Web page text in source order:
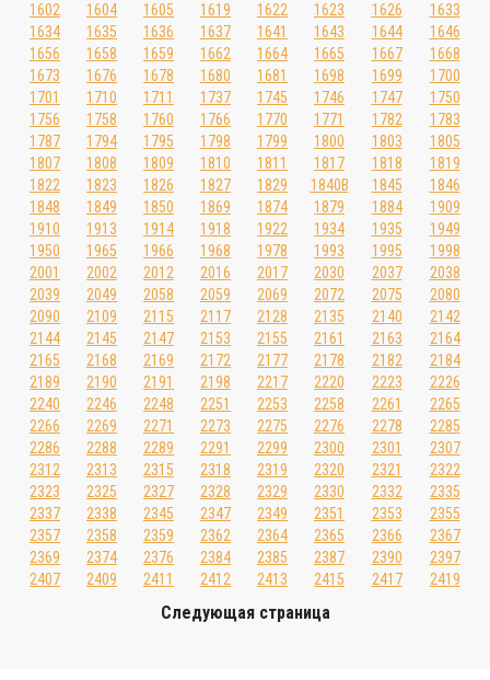
1602
1604 1605 1619 1622 1623 1626
1633
1634
1635 1636 1637 1641 1643 1644
1646
1656
1658 1659 1662 1664 1665 1667
1668
1673
1676 1678 1680 1681 1698 1699
1700
1701
1710 1711 1737 1745 1746 1747
1750
1756
1758 1760 1766 1770 1771 1782
1783
1787
1794 1795 1798 1799 1800 1803
1805
1807
1808 1809 1810 1811 1817 1818
1819
1822
1823 1826 1827 1829 1840B 1845
1846
1848
1849 1850 1869 1874 1879 1884
1909
1910
1913 1914 1918 1922 1934 1935
1949
1950
1965 1966 1968 1978 1993 1995
1998
2001
2002 2012 2016 2017 2030 2037
2038
2039
2049 2058 2059 2069 2072 2075
2080
2090
2109 2115 2117 2128 2135 2140
2142
2144
2145 2147 2153 2155 2161 2163
2164
2165
2168 2169 2172 2177 2178 2182
2184
2189
2190 2191 2198 2217 2220 2223
2226
2240
2246 2248 2251 2253 2258 2261
2265
2266
2269 2271 2273 2275 2276 2278
2285
2286
2288 2289 2291 2299 2300 2301
2307
2312
2313 2315 2318 2319 2320 2321
2322
2323
2325 2327 2328 2329 2330 2332
2335
2337
2338 2345 2347 2349 2351 2353
2355
2357
2358 2359 2362 2364 2365 2366
2367
2369
2374 2376 2384 2385 2387 2390
2397
2407
2409 2411 2412 2413 2415 2417 2419
Следующая страница